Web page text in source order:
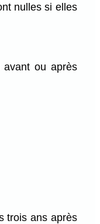
nulles si elles
avant ou après
trois ans après